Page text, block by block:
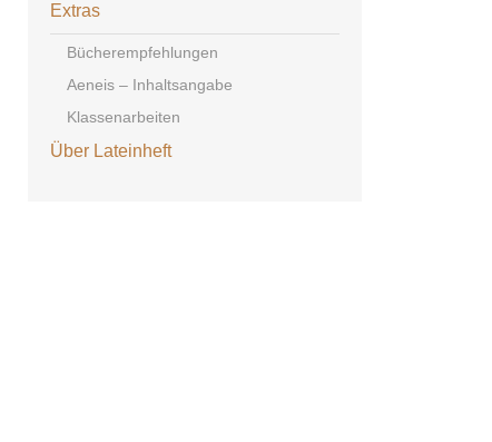
Extras
Bücherempfehlungen
Aeneis – Inhaltsangabe
Klassenarbeiten
Über Lateinheft